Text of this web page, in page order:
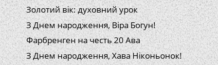
Золотий вік: духовний урок
З Днем народження, Віра Богун!
Фарбренген на честь 20 Ава
З Днем народження, Хава Ніконьонок!